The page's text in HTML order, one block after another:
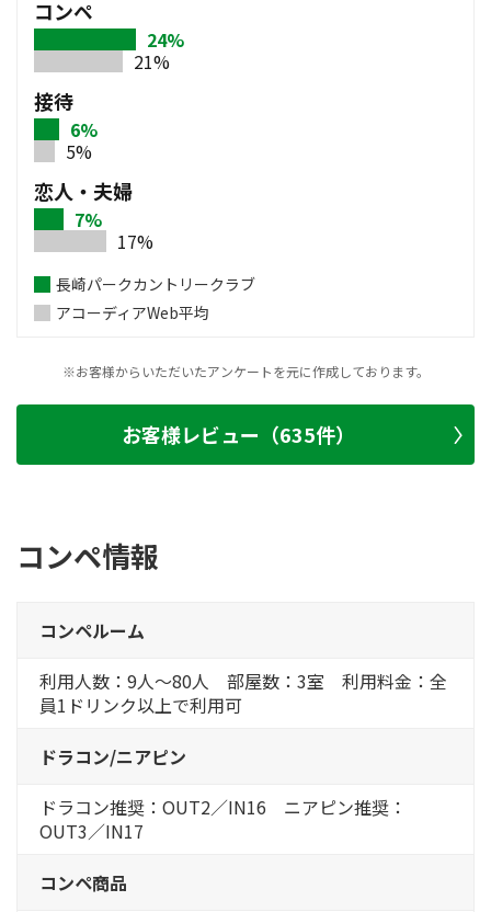
コンペ
24%
21%
接待
6%
5%
恋人・夫婦
7%
17%
長崎パークカントリークラブ
アコーディアWeb平均
※お客様からいただいたアンケートを元に作成しております。
お客様レビュー（635件）
コンペ情報
コンペルーム
利用人数：9人～80人 部屋数：3室 利用料金：全
員1ドリンク以上で利用可
ドラコン/ニアピン
ドラコン推奨：OUT2／IN16 ニアピン推奨：
OUT3／IN17
コンペ商品